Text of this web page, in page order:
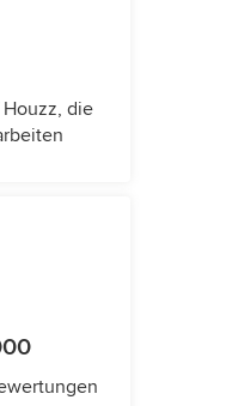
die